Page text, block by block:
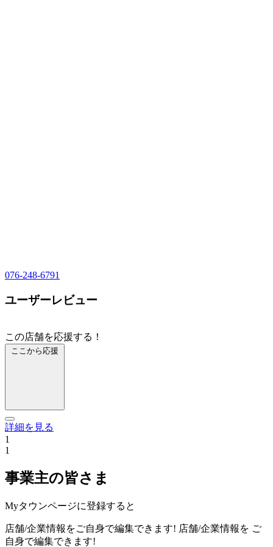
076-248-6791
ユーザーレビュー
この店舗を応援する！
ここから応援
詳細を見る
1
1
事業主の皆さま
Myタウンページに登録すると
店舗/企業情報をご自身で編集できます! 店舗/企業情報を ご
自身で編集できます!